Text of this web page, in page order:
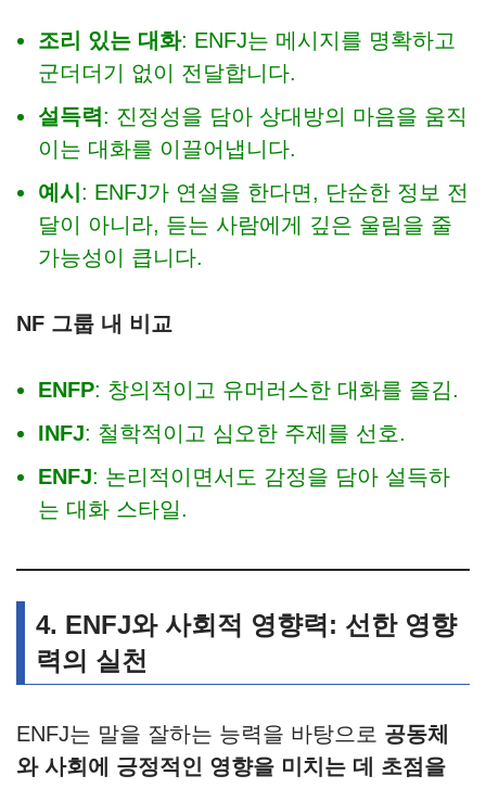
조리 있는 대화: ENFJ는 메시지를 명확하고
군더더기 없이 전달합니다.
설득력: 진정성을 담아 상대방의 마음을 움직
이는 대화를 이끌어냅니다.
예시 : ENFJ가 연설을 한다면, 단순한 정보 전
달이 아니라, 듣는 사람에게 깊은 울림을 줄
가능성이 큽니다.
NF 그룹 내 비교
ENFP: 창의적이고 유머러스한 대화를 즐김.
INFJ: 철학적이고 심오한 주제를 선호.
ENFJ: 논리적이면서도 감정을 담아 설득하
는 대화 스타일.
4. ENFJ와 사회적 영향력: 선한 영향
력의 실천
ENFJ는 말을 잘하는 능력을 바탕으로 공동체
와 사회에 긍정적인 영향을 미치는 데 초점을